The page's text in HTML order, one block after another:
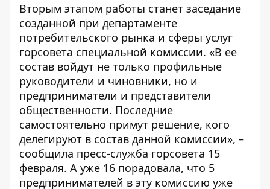
Вторым этапом работы станет заседание
созданной при департаменте
потребительского рынка и сферы услуг
горсовета специальной комиссии. «В ее
состав войдут не только профильные
руководители и чиновники, но и
предприниматели и представители
общественности. Последние
самостоятельно примут решение, кого
делегируют в состав данной комиссии», –
сообщила пресс-служба горсовета 15
февраля. А уже 16 порадовала, что 5
предпринимателей в эту комиссию уже